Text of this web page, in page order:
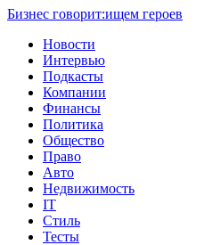
Бизнес говорит:ищем героев
Новости
Интервью
Подкасты
Компании
Финансы
Политика
Общество
Право
Авто
Недвижимость
IT
Стиль
Тесты